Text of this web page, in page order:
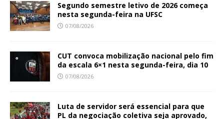
Segundo semestre letivo de 2026 começa
nesta segunda-feira na UFSC
07/08/2026
CUT convoca mobilização nacional pelo fim
da escala 6×1 nesta segunda-feira, dia 10
07/08/2026
Luta de servidor será essencial para que
PL da negociação coletiva seja aprovado,